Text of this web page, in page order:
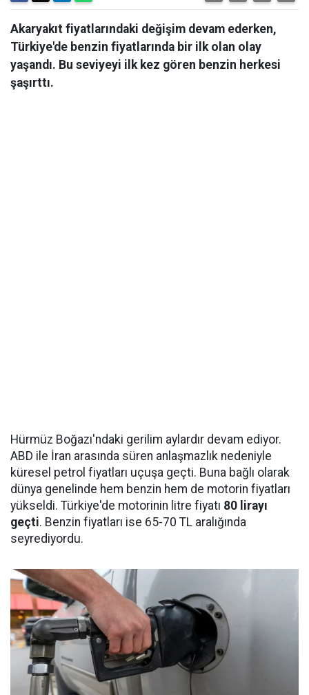
Akaryakıt fiyatlarındaki değişim devam ederken,
Türkiye'de benzin fiyatlarında bir ilk olan olay
yaşandı. Bu seviyeyi ilk kez gören benzin herkesi
şaşırttı.
Hürmüz Boğazı'ndaki gerilim aylardır devam ediyor.
ABD ile İran arasında süren anlaşmazlık nedeniyle
küresel petrol fiyatları uçuşa geçti. Buna bağlı olarak
dünya genelinde hem benzin hem de motorin fiyatları
yükseldi. Türkiye'de motorinin litre fiyatı 80 lirayı
geçti. Benzin fiyatları ise 65-70 TL aralığında
seyrediyordu.